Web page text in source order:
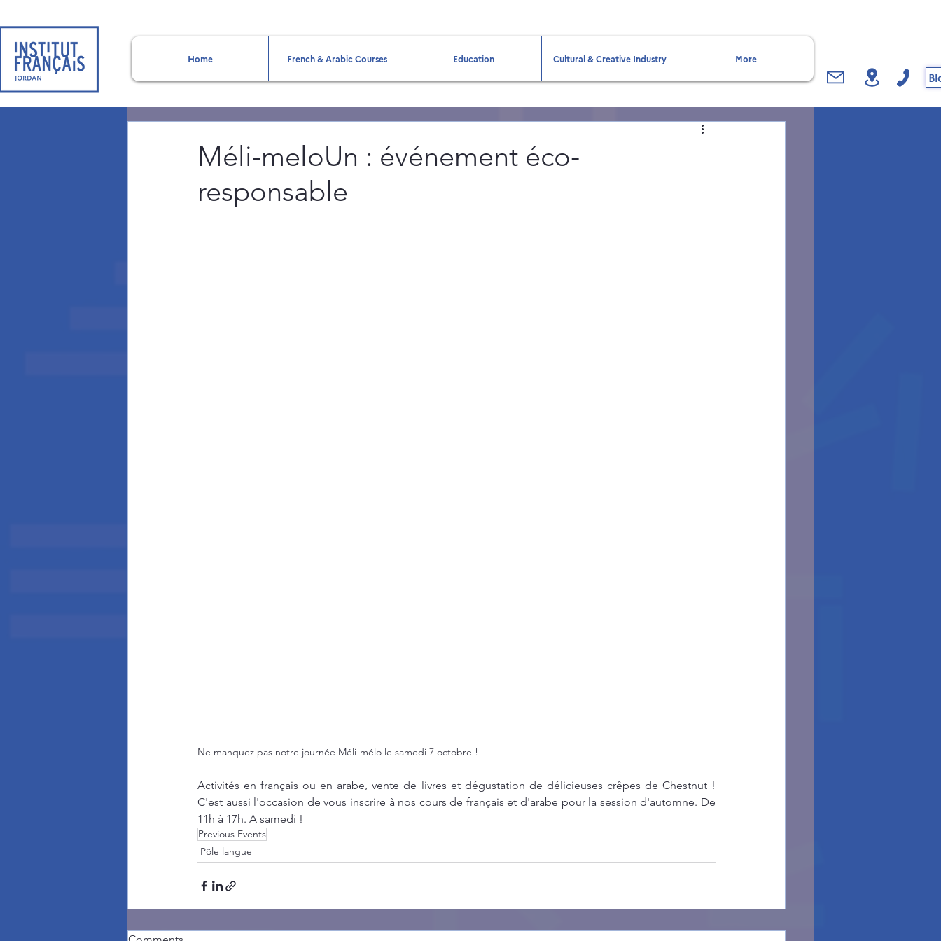
Home French & Arabic Courses Education Cultural & Creative Industry More
Méli-meloUn : événement éco-
responsable
Ne manquez pas notre journée Méli-mélo le samedi 7 octobre !
Activités en français ou en arabe, vente de livres et dégustation de délicieuses crêpes de Chestnut !
C'est aussi l'occasion de vous inscrire à nos cours de français et d'arabe pour la session d'automne. De
11h à 17h. A samedi !
Previous Events
Pôle langue